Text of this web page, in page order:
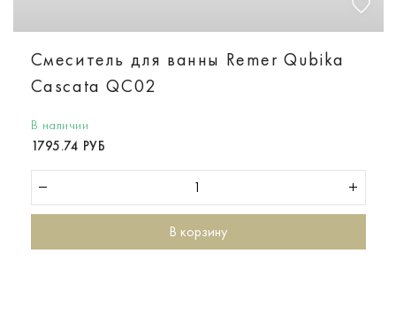
Смеситель для ванны Remer Qubika
Cascata QC02
В наличии
1795.74 РУБ
В корзину